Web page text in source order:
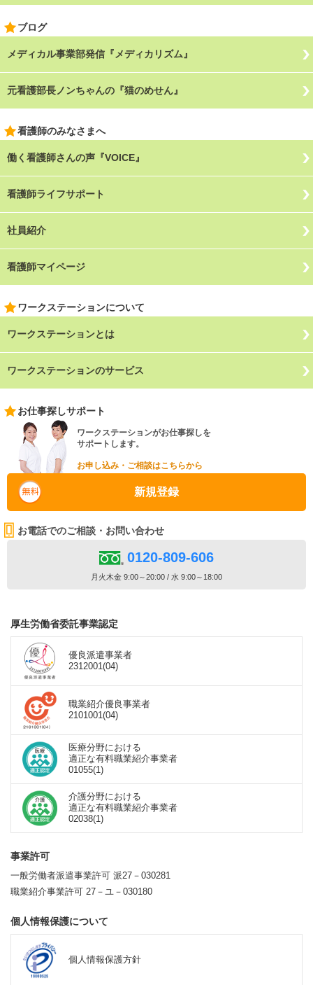
ブログ
メディカル事業部発信『メディカリズム』
元看護部長ノンちゃんの『猫のめせん』
看護師のみなさまへ
働く看護師さんの声『VOICE』
看護師ライフサポート
社員紹介
看護師マイページ
ワークステーションについて
ワークステーションとは
ワークステーションのサービス
お仕事探しサポート
ワークステーションがお仕事探しを
サポートします。
お申し込み・ご相談はこちらから
新規登録
お電話でのご相談・お問い合わせ
0120-809-606
月火木金 9:00～20:00 / 水 9:00～18:00
厚生労働省委託事業認定
優良派遣事業者
2312001(04)
職業紹介優良事業者
2101001(04)
医療分野における
適正な有料職業紹介事業者
01055(1)
介護分野における
適正な有料職業紹介事業者
02038(1)
事業許可
一般労働者派遣事業許可 派27－030281
職業紹介事業許可 27－ユ－030180
個人情報保護について
個人情報保護方針